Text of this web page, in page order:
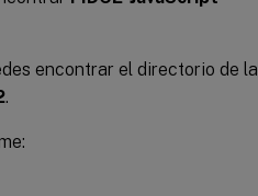
encontrar el directorio de la
.